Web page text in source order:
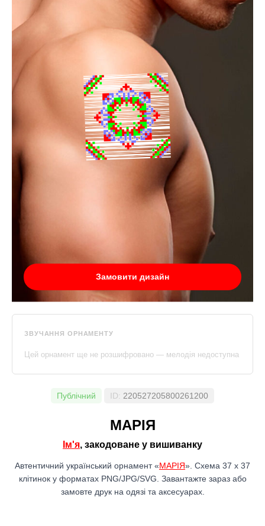
Замовити дизайн
ЗВУЧАННЯ ОРНАМЕНТУ
Цей орнамент ще не розшифровано — мелодія недоступна
Публічний ID: 220527205800261200
МАРІЯ
Ім'я, закодоване у вишиванку
Автентичний український орнамент «МАРІЯ». Схема 37 x 37
клітинок у форматах PNG/JPG/SVG. Завантажте зараз або
замовте друк на одязі та аксесуарах.